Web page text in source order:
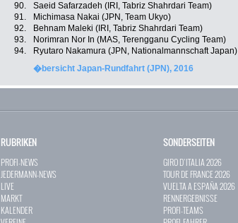
90.
Saeid Safarzadeh (IRI, Tabriz Shahrdari Team)
91.
Michimasa Nakai (JPN, Team Ukyo)
92.
Behnam Maleki (IRI, Tabriz Shahrdari Team)
93.
Norimran Nor In (MAS, Terengganu Cycling Team)
94.
Ryutaro Nakamura (JPN, Nationalmannschaft Japan)
�bersicht Japan-Rundfahrt (JPN), 2016
RUBRIKEN
PROFI-NEWS
JEDERMANN-NEWS
LIVE
MARKT
KALENDER
SONDERSEITEN
GIRO D`ITALIA 2026
TOUR DE FRANCE 2026
VUELTA A ESPAÑA 2026
RENNERGEBNISSE
PROFI-TEAMS